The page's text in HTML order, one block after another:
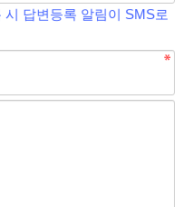
답변등록 알림이 SMS로